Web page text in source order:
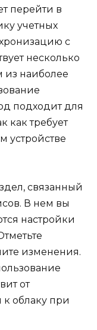
перейти в
учетных
с
несколько
из наиболее
подходит для
как требует
устройстве
связанный
В нем вы
настройки
изменения.
от
облаку при